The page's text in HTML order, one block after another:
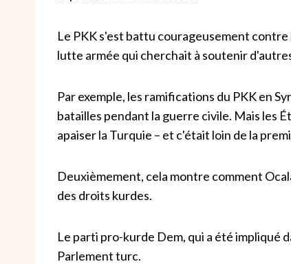
Le PKK s'est battu courageusement
lutte armée qui cherchait à soutenir
Par exemple, les ramifications du PKK en
batailles pendant la guerre civile. Mais les
apaiser la Turquie – et c'était loin de la
Deuxièmement, cela montre comment
des droits kurdes.
Le parti pro-kurde Dem, qui a été impliqué
Parlement turc.